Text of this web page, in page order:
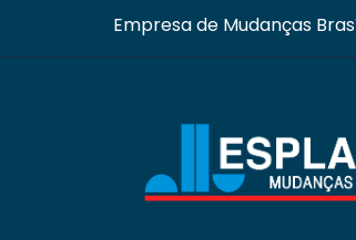
Empresa de Mudanças